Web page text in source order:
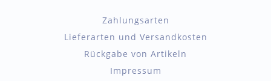
Zahlungsarten
Lieferarten und Versandkosten
Rückgabe von Artikeln
Impressum